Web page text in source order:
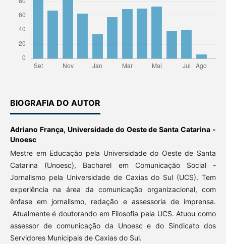
BIOGRAFIA DO AUTOR
Adriano França, Universidade do Oeste de Santa Catarina -
Unoesc
Mestre em Educação pela Universidade do Oeste de Santa
Catarina (Unoesc), Bacharel em Comunicação Social -
Jornalismo pela Universidade de Caxias do Sul (UCS). Tem
experiência na área da comunicação organizacional, com
ênfase em jornalismo, redação e assessoria de imprensa.
Atualmente é doutorando em Filosofia pela UCS. Atuou como
assessor de comunicação da Unoesc e do Sindicato dos
Servidores Municipais de Caxias do Sul.